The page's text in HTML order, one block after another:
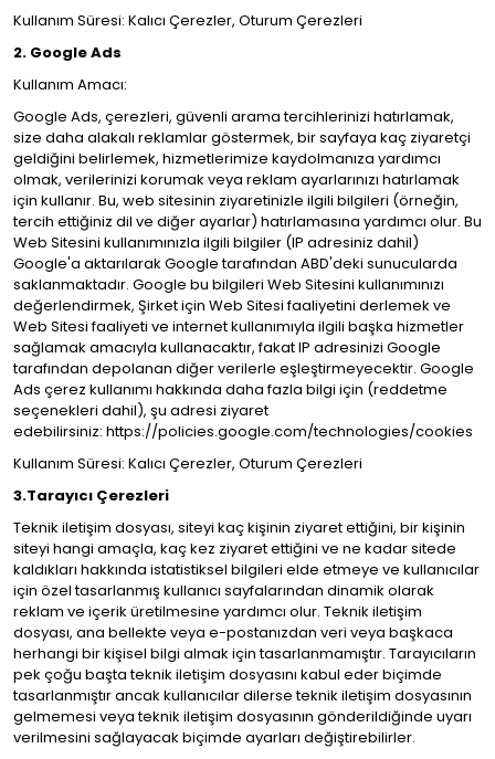
Kullanım Süresi: Kalıcı Çerezler, Oturum Çerezleri
2. Google Ads
Kullanım Amacı:
Google Ads, çerezleri, güvenli arama tercihlerinizi hatırlamak,
size daha alakalı reklamlar göstermek, bir sayfaya kaç ziyaretçi
geldiğini belirlemek, hizmetlerimize kaydolmanıza yardımcı
olmak, verilerinizi korumak veya reklam ayarlarınızı hatırlamak
için kullanır. Bu, web sitesinin ziyaretinizle ilgili bilgileri (örneğin,
tercih ettiğiniz dil ve diğer ayarlar) hatırlamasına yardımcı olur. Bu
Web Sitesini kullanımınızla ilgili bilgiler (IP adresiniz dahil)
Google'a aktarılarak Google tarafından ABD'deki sunucularda
saklanmaktadır. Google bu bilgileri Web Sitesini kullanımınızı
değerlendirmek, Şirket için Web Sitesi faaliyetini derlemek ve
Web Sitesi faaliyeti ve internet kullanımıyla ilgili başka hizmetler
sağlamak amacıyla kullanacaktır, fakat IP adresinizi Google
tarafından depolanan diğer verilerle eşleştirmeyecektir. Google
Ads çerez kullanımı hakkında daha fazla bilgi için (reddetme
seçenekleri dahil), şu adresi ziyaret
edebilirsiniz: https://policies.google.com/technologies/cookies
Kullanım Süresi: Kalıcı Çerezler, Oturum Çerezleri
3.Tarayıcı Çerezleri
Teknik iletişim dosyası, siteyi kaç kişinin ziyaret ettiğini, bir kişinin
siteyi hangi amaçla, kaç kez ziyaret ettiğini ve ne kadar sitede
kaldıkları hakkında istatistiksel bilgileri elde etmeye ve kullanıcılar
için özel tasarlanmış kullanıcı sayfalarından dinamik olarak
reklam ve içerik üretilmesine yardımcı olur. Teknik iletişim
dosyası, ana bellekte veya e-postanızdan veri veya başkaca
herhangi bir kişisel bilgi almak için tasarlanmamıştır. Tarayıcıların
pek çoğu başta teknik iletişim dosyasını kabul eder biçimde
tasarlanmıştır ancak kullanıcılar dilerse teknik iletişim dosyasının
gelmemesi veya teknik iletişim dosyasının gönderildiğinde uyarı
verilmesini sağlayacak biçimde ayarları değiştirebilirler.